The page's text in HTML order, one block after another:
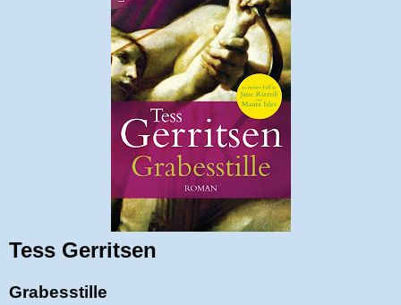
Tess Gerritsen
Grabesstille